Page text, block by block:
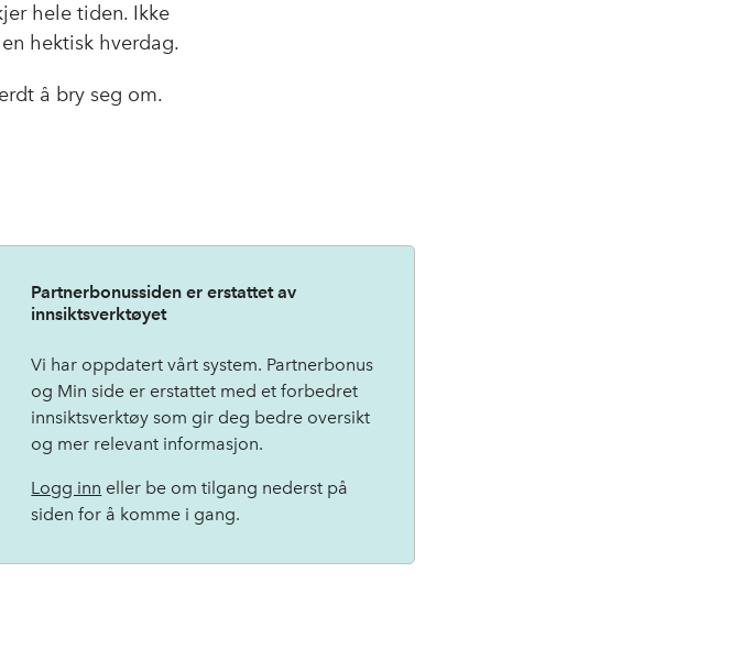
hele tiden. Ikke
hektisk hverdag.
å bry seg om.
Partnerbonussiden er erstattet av
innsiktsverktøyet
Vi har oppdatert vårt system. Partnerbonus
og Min side er erstattet med et forbedret
innsiktsverktøy som gir deg bedre oversikt
og mer relevant informasjon.
Logg inn eller be om tilgang nederst på
siden for å komme i gang.